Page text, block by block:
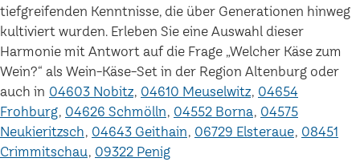
tiefgreifenden Kenntnisse, die über Generationen hinweg
kultiviert wurden. Erleben Sie eine Auswahl dieser
Harmonie mit Antwort auf die Frage „Welcher Käse zum
Wein?“ als Wein-Käse-Set in der Region Altenburg oder
auch in 04603 Nobitz 04610 Meuselwitz 04654
Frohburg 04626 Schmölln 04552 Borna 04575
Neukieritzsch 04643 Geithain 06729 Elsteraue 08451
Crimmitschau 09322 Penig